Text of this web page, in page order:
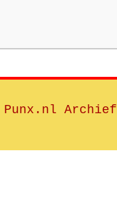
Punx.nl Archief